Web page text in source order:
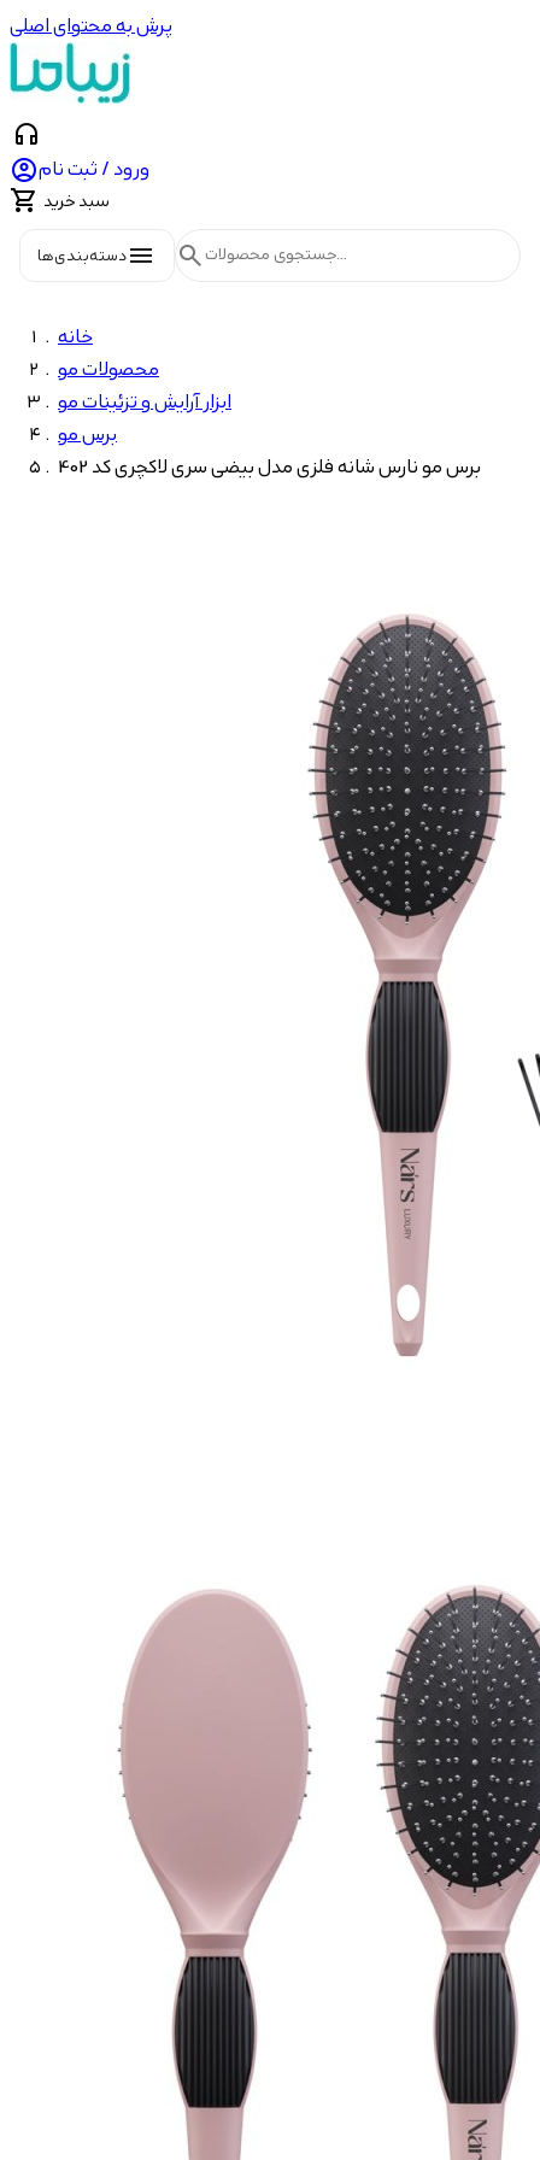
پرش به محتوای اصلی
headphones
ورود / ثبت نام
 سبد خرید
menuدسته‌بندی‌ها search
خانه
محصولات مو
ابزار آرایش و تزئینات مو
برس مو
برس مو نارس شانه فلزی مدل بیضی سری لاکچری کد 402